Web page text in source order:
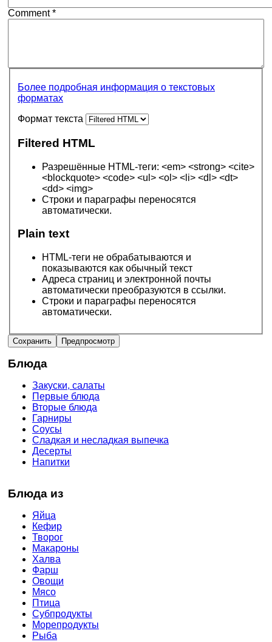
Comment*
Более подробная информация о текстовых
форматах
Формат текста
Filtered HTML
Разрешённые HTML-теги: <em> <strong> <cite>
<blockquote> <code> <ul> <ol> <li> <dl> <dt>
<dd> <img>
Строки и параграфы переносятся
автоматически.
Plain text
HTML-теги не обрабатываются и
показываются как обычный текст
Адреса страниц и электронной почты
автоматически преобразуются в ссылки.
Строки и параграфы переносятся
автоматически.
Блюда
Закуски, салаты
Первые блюда
Вторые блюда
Гарниры
Соусы
Сладкая и несладкая выпечка
Десерты
Напитки
Блюда из
Яйца
Кефир
Творог
Макароны
Халва
Фарш
Овощи
Мясо
Птица
Субпродукты
Морепродукты
Рыба